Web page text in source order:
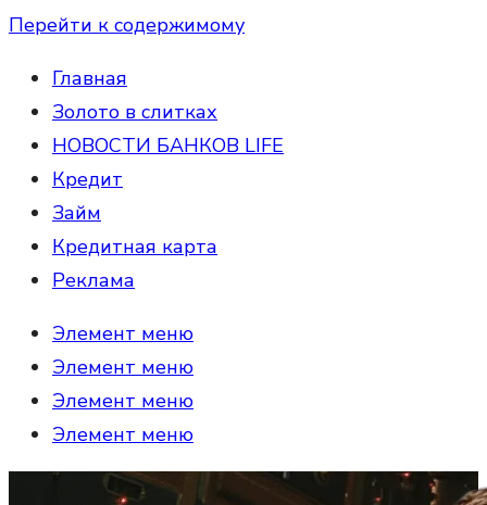
Перейти к содержимому
Главная
Золото в слитках
НОВОСТИ БАНКОВ LIFE
Кредит
Займ
Кредитная карта
Реклама
Элемент меню
Элемент меню
Элемент меню
Элемент меню